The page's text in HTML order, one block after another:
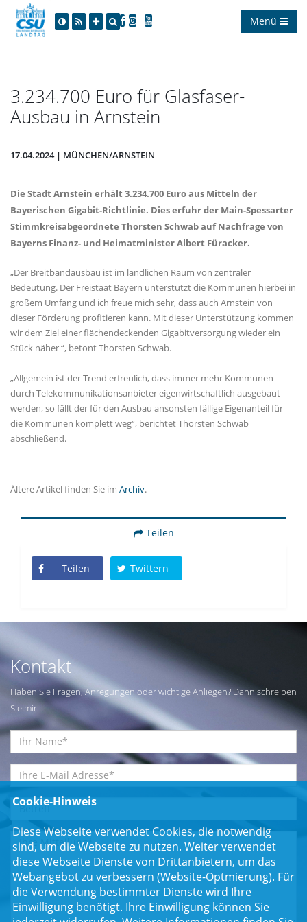
Menü
3.234.700 Euro für Glasfaser-
Ausbau in Arnstein
17.04.2024 | MÜNCHEN/ARNSTEIN
Die Stadt Arnstein erhält 3.234.700 Euro aus Mitteln der
Bayerischen Gigabit-Richtlinie. Dies erfuhr der Main-Spessarter
Stimmkreisabgeordnete Thorsten Schwab auf Nachfrage von
Bayerns Finanz- und Heimatminister Albert Füracker.
Der Breitbandausbau ist im ländlichen Raum von zentraler
Bedeutung. Der Freistaat Bayern unterstützt die Kommunen hierbei in
großem Umfang und ich freue mich sehr, dass auch Arnstein von
dieser Förderung profitieren kann. Mit dieser Unterstützung kommen
wir dem Ziel einer flächendeckenden Gigabitversorgung wieder ein
Stück näher “, betont Thorsten Schwab.
Allgemein ist der Trend erfreulich, dass immer mehr Kommunen
durch Telekommunikationsanbieter eigenwirtschaftlich ausgebaut
werden, so fällt der für den Ausbau ansonsten fällige Eigenanteil für
die Kommunen komplett weg“, berichtet Thorsten Schwab
abschließend.
Ältere Artikel finden Sie im Archiv.
Teilen
Teilen Twittern
Kontakt
Haben Sie Fragen, Anregungen oder wichtige Anliegen? Dann schreiben
Sie mir!
Cookie-Hinweis
Diese Webseite verwendet Cookies, die notwendig
sind, um die Webseite zu nutzen. Weiter verwendet
diese Webseite Dienste von Drittanbietern, um das
Webangebot zu verbessern (Website-Optmierung). Für
die Verwendung bestimmter Dienste wird Ihre
Einwilligung benötigt. Ihre Einwilligung können Sie